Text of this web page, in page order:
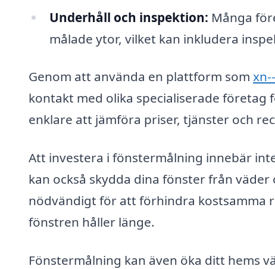
Underhåll och inspektion: Många
målade ytor, vilket kan inkludera
Genom att använda en plattform som
kontakt med olika specialiserade
enklare att jämföra priser, tjänster och
Att investera i fönstermålning innebär
kan också skydda dina fönster från
nödvändigt för att förhindra kostsamma
fönstren håller länge.
Fönstermålning kan även öka ditt hems